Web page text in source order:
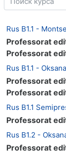
Rus B1.1 -
Professorat
Professorat
Rus B1.1 -
Professorat
Professorat
Rus B1.1
Professorat
Rus B1.2 -
Professorat